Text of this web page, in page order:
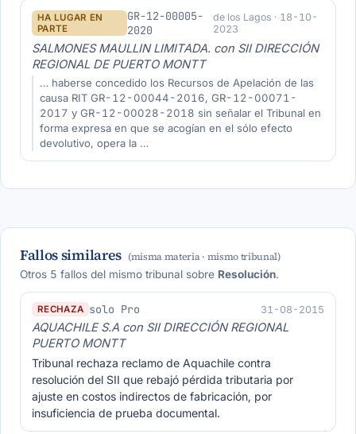
HA LUGAR EN
PARTE
GR-12-00005-
2020
de los Lagos · 18-10-
2023
SALMONES MAULLIN LIMITADA. con SII DIRECCIÓN
REGIONAL DE PUERTO MONTT
… haberse concedido los Recursos de Apelación de las
causa RIT GR-12-00044-2016, GR-12-00071-
2017 y GR-12-00028-2018 sin señalar el Tribunal en
forma expresa en que se acogían en el sólo efecto
devolutivo, opera la …
Fallos similares (misma materia · mismo tribunal)
Otros 5 fallos del mismo tribunal sobre Resolución.
RECHAZA solo Pro 31-08-2015
AQUACHILE S.A con SII DIRECCIÓN REGIONAL
PUERTO MONTT
Tribunal rechaza reclamo de Aquachile contra
resolución del SII que rebajó pérdida tributaria por
ajuste en costos indirectos de fabricación, por
insuficiencia de prueba documental.